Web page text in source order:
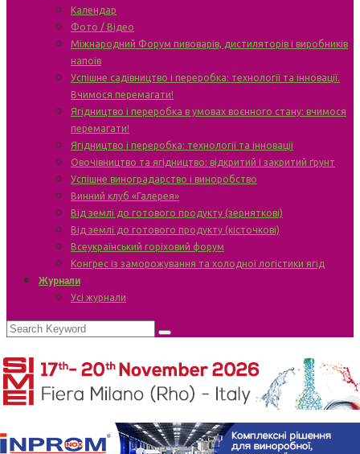
Календар
Фото / Відео
Міжнародний Форум пивоварів, дистиляторів і виробників
напоїв
Успішне садівництво і переробка: технології та інновації.
Вчимося перемагати!
Ягідництво і переробка в умовах воєнного стану: вчимося
перемагати!
Ягідництво і переробка: технології та інновації
Овочівництво та ягідництво: відкритий і закритий ґрунт
Успішне виноградарство і виноробство
Винний клуб «Галерея»
Від землі до готового продукту (зерняткові)
Від землі до готового продукту (кісточкові)
Всеукраїнський горіховий форум
Конгрес із заморожування та холодної логістики ягід
Журнали
Усі журнали